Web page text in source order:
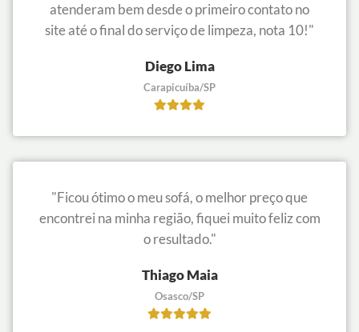
atenderam bem desde o primeiro contato no
site até o final do serviço de limpeza, nota 10!"
Diego Lima
Carapicuíba/SP
"Ficou ótimo o meu sofá, o melhor preço que
encontrei na minha região, fiquei muito feliz com
o resultado."
Thiago Maia
Osasco/SP